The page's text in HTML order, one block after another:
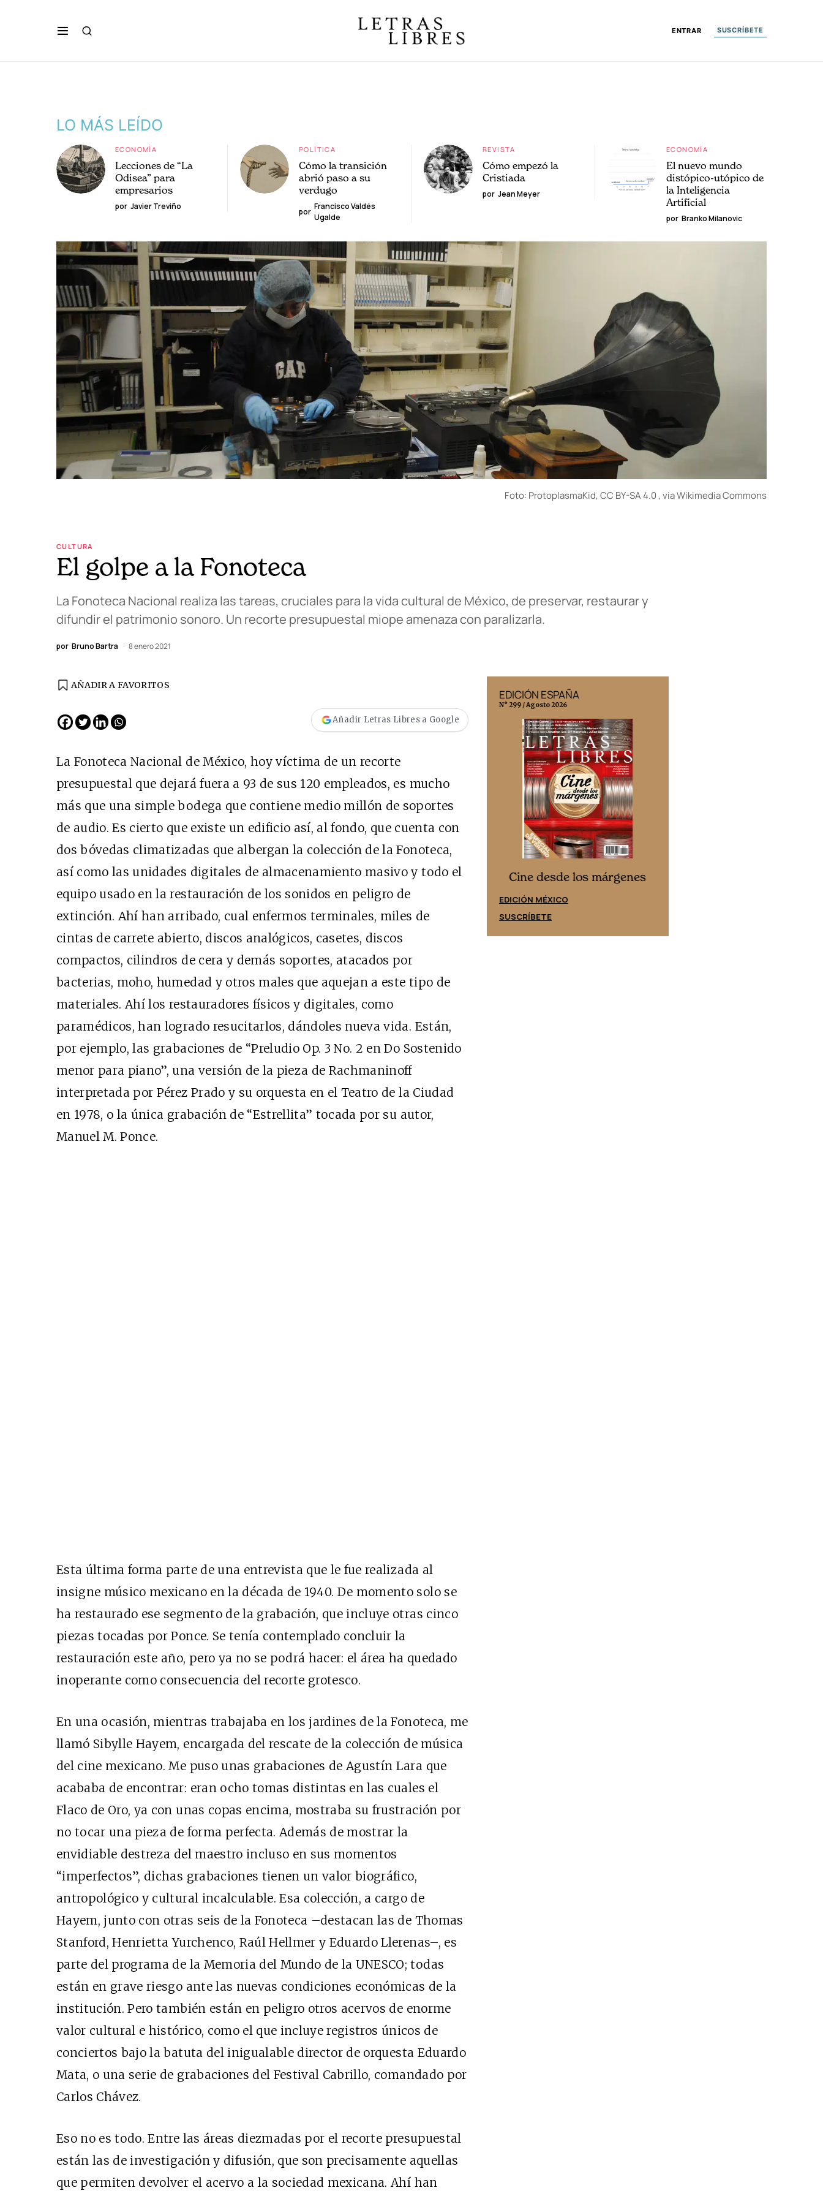
ENTRAR SUSCRÍBETE
LO MÁS LEÍDO
ECONOMÍA
Lecciones de “La
Odisea” para
empresarios
por Javier Treviño
POLÍTICA
Cómo la transición
abrió paso a su
verdugo
por
Francisco Valdés
Ugalde
REVISTA
Cómo empezó la
Cristiada
por Jean Meyer
ECONOMÍA
El nuevo mundo
distópico-utópico de
la Inteligencia
Artificial
por Branko Milanovic
Foto: ProtoplasmaKid, CC BY-SA 4.0 , via Wikimedia Commons
CULTURA
El golpe a la Fonoteca
La Fonoteca Nacional realiza las tareas, cruciales para la vida cultural de México, de preservar, restaurar y
difundir el patrimonio sonoro. Un recorte presupuestal miope amenaza con paralizarla.
por Bruno Bartra 8 enero 2021
AÑADIR A FAVORITOS
Añadir Letras Libres a Google
La Fonoteca Nacional de México, hoy víctima de un recorte
presupuestal que dejará fuera a 93 de sus 120 empleados, es mucho
más que una simple bodega que contiene medio millón de soportes
de audio. Es cierto que existe un edificio así, al fondo, que cuenta con
dos bóvedas climatizadas que albergan la colección de la Fonoteca,
así como las unidades digitales de almacenamiento masivo y todo el
equipo usado en la restauración de los sonidos en peligro de
extinción. Ahí han arribado, cual enfermos terminales, miles de
cintas de carrete abierto, discos analógicos, casetes, discos
compactos, cilindros de cera y demás soportes, atacados por
bacterias, moho, humedad y otros males que aquejan a este tipo de
materiales. Ahí los restauradores físicos y digitales, como
paramédicos, han logrado resucitarlos, dándoles nueva vida. Están,
por ejemplo, las grabaciones de “Preludio Op. 3 No. 2 en Do Sostenido
menor para piano”, una versión de la pieza de Rachmaninoff
interpretada por Pérez Prado y su orquesta en el Teatro de la Ciudad
en 1978, o la única grabación de “Estrellita” tocada por su autor,
Manuel M. Ponce.
Esta última forma parte de una entrevista que le fue realizada al
insigne músico mexicano en la década de 1940. De momento solo se
ha restaurado ese segmento de la grabación, que incluye otras cinco
piezas tocadas por Ponce. Se tenía contemplado concluir la
restauración este año, pero ya no se podrá hacer: el área ha quedado
inoperante como consecuencia del recorte grotesco.
En una ocasión, mientras trabajaba en los jardines de la Fonoteca, me
llamó Sibylle Hayem, encargada del rescate de la colección de música
del cine mexicano. Me puso unas grabaciones de Agustín Lara que
acababa de encontrar: eran ocho tomas distintas en las cuales el
Flaco de Oro, ya con unas copas encima, mostraba su frustración por
no tocar una pieza de forma perfecta. Además de mostrar la
envidiable destreza del maestro incluso en sus momentos
“imperfectos”, dichas grabaciones tienen un valor biográfico,
antropológico y cultural incalculable. Esa colección, a cargo de
Hayem, junto con otras seis de la Fonoteca –destacan las de Thomas
Stanford, Henrietta Yurchenco, Raúl Hellmer y Eduardo Llerenas–, es
parte del programa de la Memoria del Mundo de la UNESCO; todas
están en grave riesgo ante las nuevas condiciones económicas de la
institución. Pero también están en peligro otros acervos de enorme
valor cultural e histórico, como el que incluye registros únicos de
conciertos bajo la batuta del inigualable director de orquesta Eduardo
Mata, o una serie de grabaciones del Festival Cabrillo, comandado por
Carlos Chávez.
Eso no es todo. Entre las áreas diezmadas por el recorte presupuestal
están las de investigación y difusión, que son precisamente aquellas
que permiten devolver el acervo a la sociedad mexicana. Ahí han
Cine desde los márgenes
EDICIÓN MÉXICO
SUSCRÍBETE
Cine desde los márgenes
EDICIÓN ESPAÑA
SUSCRÍBETE
EDICIÓN ESPAÑA
N° 299 / Agosto 2026
Cine desde los márgenes
EDICIÓN MÉXICO
SUSCRÍBETE